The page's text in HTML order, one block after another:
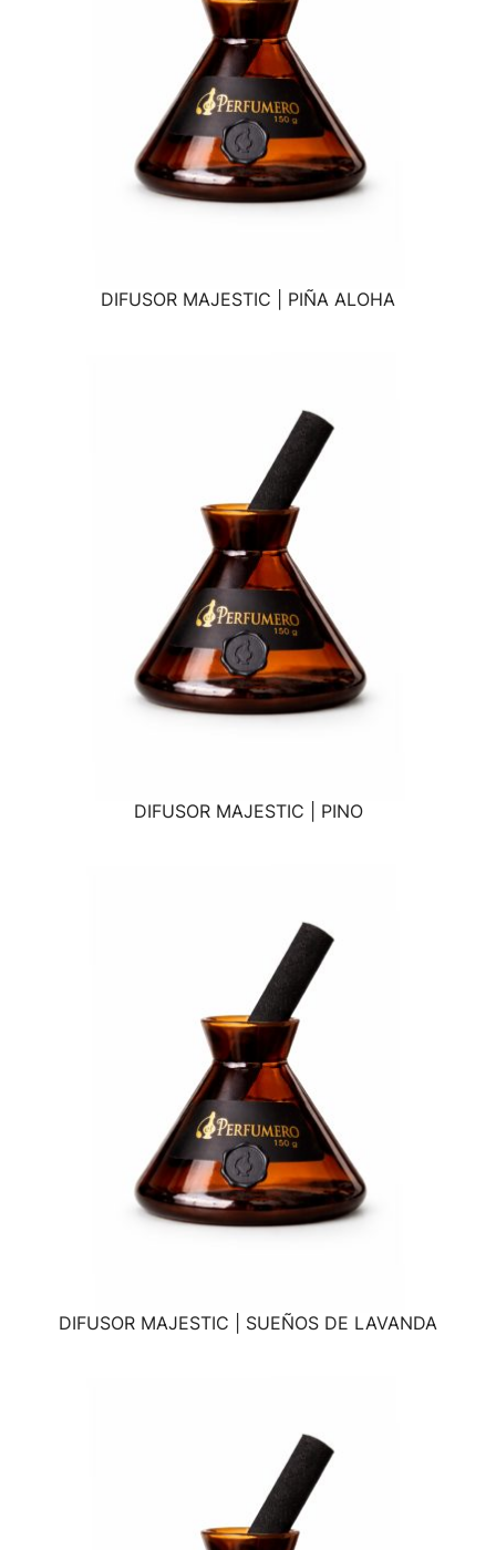
VISTA RÁPIDA
DIFUSOR MAJESTIC | PIÑA ALOHA
VISTA RÁPIDA
DIFUSOR MAJESTIC | PINO
VISTA RÁPIDA
DIFUSOR MAJESTIC | SUEÑOS DE LAVANDA